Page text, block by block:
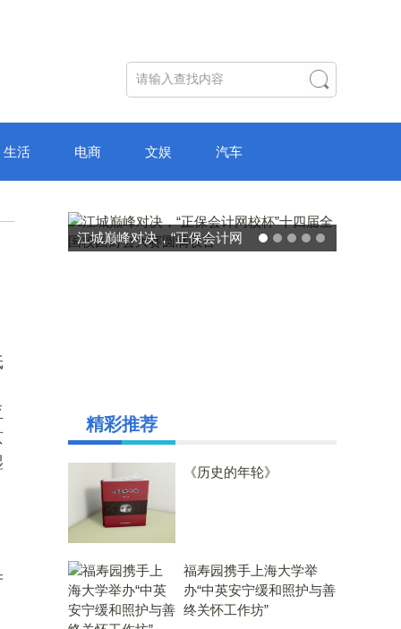
生活 电商 文娱 汽车
破局“纸面教育”：理想树AI自
精彩推荐
《历史的年轮》
福寿园携手上海大学举
办“中英安宁缓和照护与善
终关怀工作坊”